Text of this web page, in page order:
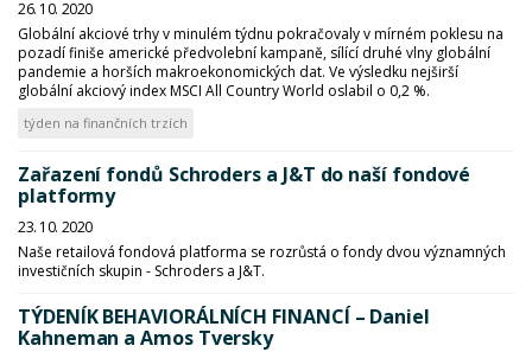
26. 10. 2020
Globální akciové trhy v minulém týdnu pokračovaly v mírném poklesu na
pozadí finiše americké předvolební kampaně, sílící druhé vlny globální
pandemie a horších makroekonomických dat. Ve výsledku nejširší
globální akciový index MSCI All Country World oslabil o 0,2 %.
týden na finančních trzích
Zařazení fondů Schroders a J&T do naší fondové
platformy
23. 10. 2020
Naše retailová fondová platforma se rozrůstá o fondy dvou významných
investičních skupin - Schroders a J&T.
TÝDENÍK BEHAVIORÁLNÍCH FINANCÍ – Daniel
Kahneman a Amos Tversky